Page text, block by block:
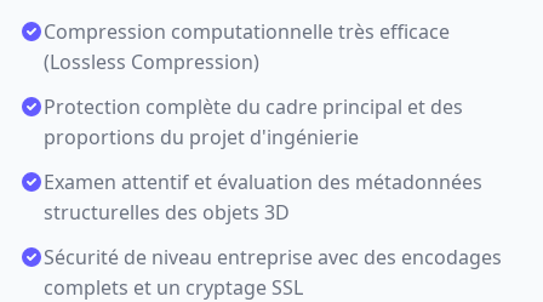
Compression computationnelle très efficace
(Lossless Compression)
Protection complète du cadre principal et des
proportions du projet d'ingénierie
Examen attentif et évaluation des métadonnées
structurelles des objets 3D
Sécurité de niveau entreprise avec des encodages
complets et un cryptage SSL